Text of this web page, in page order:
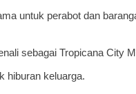
untuk perabot dan
sebagai Tropicana City
hiburan keluarga.